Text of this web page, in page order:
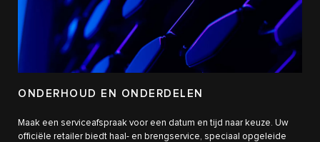
ONDERHOUD EN ONDERDELEN
Maak een serviceafspraak voor een datum en tijd naar keuze. Uw
officiële retailer biedt haal- en brengservice, speciaal opgeleide